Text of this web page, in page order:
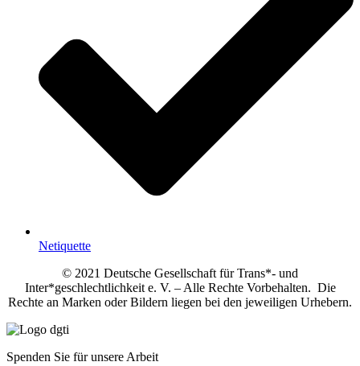
Netiquette
© 2021 Deutsche Gesellschaft für Trans*- und
Inter*geschlechtlichkeit e. V. – Alle Rechte Vorbehalten. Die
Rechte an Marken oder Bildern liegen bei den jeweiligen Urhebern.
Spenden Sie für unsere Arbeit